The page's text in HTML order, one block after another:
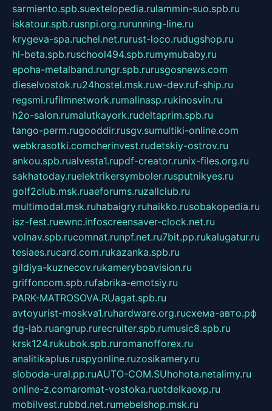
sarmiento.spb.suextelopedia.rulammin-suo.spb.ru
iskatour.spb.rusnpi.org.rurunning-line.ru
krygeva-spa.ruchel.net.rurust-loco.rudugshop.ru
hl-beta.spb.ruschool494.spb.rumymubaby.ru
epoha-metalband.rungr.spb.rurusgosnews.com
dieselvostok.ru24hostel.msk.ruw-dev.ruf-ship.ru
regsmi.rufilmnetwork.rumalinasp.rukinosvin.ru
h2o-salon.rumalutkayork.rudeltaprim.spb.ru
tango-perm.rugooddir.rusgv.sumultiki-online.com
webkrasotki.comcherinvest.rudetskiy-ostrov.ru
ankou.spb.rualvesta1.rupdf-creator.runix-files.org.ru
sakhatoday.ruelektrikersymboler.rusputnikyes.ru
golf2club.msk.ruaeforums.ruzallclub.ru
multimodal.msk.ruhabaigry.ruhaikko.rusobakopedia.ru
isz-fest.ruewnc.infoscreensaver-clock.net.ru
volnav.spb.rucomnat.runpf.net.ru7bit.pp.rukalugatur.ru
tesiaes.rucard.com.rukazanka.spb.ru
gildiya-kuznecov.rukameryboavision.ru
griffoncom.spb.rufabrika-emotsiy.ru
PARK-MATROSOVA.RUagat.spb.ru
avtoyurist-moskva1.ruhardware.org.ruсхема-авто.рф
dg-lab.ruangrup.rurecruiter.spb.rumusic8.spb.ru
krsk124.rukubok.spb.ruromanofforex.ru
analitikaplus.ruspyonline.ruzosikamery.ru
sloboda-ural.pp.ruAUTO-COM.SUhohota.netalimy.ru
online-z.comaromat-vostoka.ruotdelkaexp.ru
mobilvest.rubbd.net.rumebelshop.msk.ru